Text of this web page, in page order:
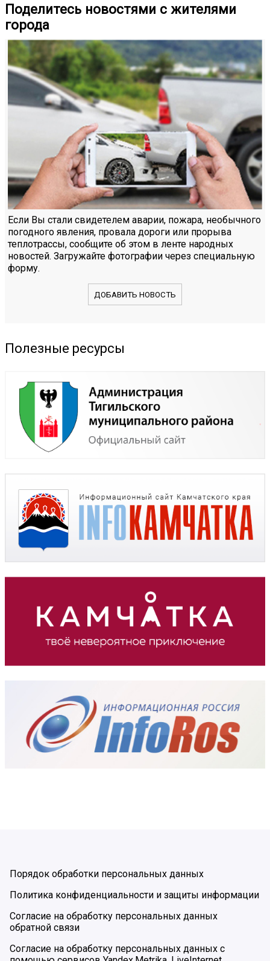
Поделитесь новостями с жителями
города
Если Вы стали свидетелем аварии, пожара, необычного
погодного явления, провала дороги или прорыва
теплотрассы, сообщите об этом в ленте народных
новостей. Загружайте фотографии через специальную
форму.
ДОБАВИТЬ НОВОСТЬ
Полезные ресурсы
Порядок обработки персональных данных
Политика конфиденциальности и защиты информации
Согласие на обработку персональных данных
обратной связи
Согласие на обработку персональных данных с